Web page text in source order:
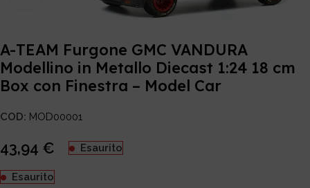
A-TEAM Furgone GMC VANDURA
Modellino in Metallo Diecast 1:24 18 cm
Box con Finestra – Model Car
COD: MOD00001
43,94 € Esaurito
Esaurito